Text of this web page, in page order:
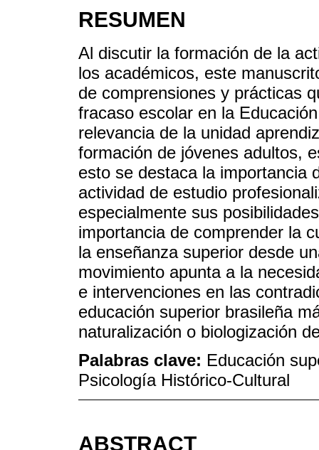
RESUMEN
Al discutir la formación de la
los académicos, este
de comprensiones y prácticas
fracaso escolar en la
relevancia de la unidad
formación de jóvenes adultos,
esto se destaca la importancia
actividad de estudio
especialmente sus
importancia de comprender la
la enseñanza superior desde
movimiento apunta a la
e intervenciones en las
educación superior brasileña
naturalización o biologización
Palabras clave: Educación
Psicología Histórico-Cultural
ABSTRACT